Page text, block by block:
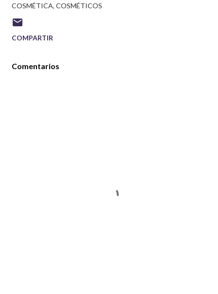
COSMÉTICA COSMÉTICOS
COMPARTIR
Comentarios